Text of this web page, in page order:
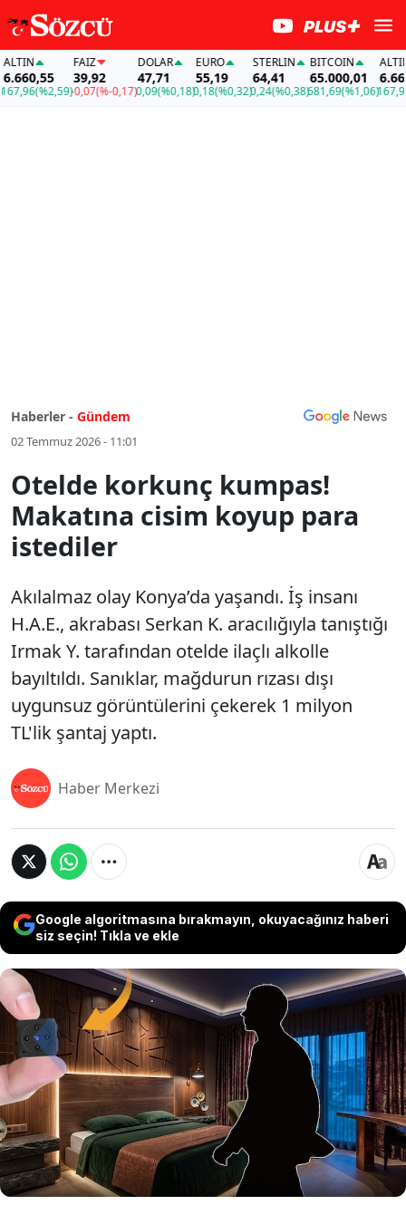
(%2,59)
FAİZ
39,92
-0,07(%-0,17)
DOLAR
47,71
0,09(%0,18)
EURO
55,19
0,18(%0,32)
STERLIN
64,41
0,24(%0,38)
BITCOIN
65.000,01
681,69(%1,06)
ALTIN
167,96
Haberler - Gündem
02 Temmuz 2026 - 11:01
Otelde korkunç kumpas!
Makatına cisim koyup para
istediler
Akılalmaz olay Konya’da yaşandı. İş insanı
H.A.E., akrabası Serkan K. aracılığıyla tanıştığı
Irmak Y. tarafından otelde ilaçlı alkolle
bayıltıldı. Sanıklar, mağdurun rızası dışı
uygunsuz görüntülerini çekerek 1 milyon
TL'lik şantaj yaptı.
Haber Merkezi
Google algoritmasına bırakmayın, okuyacağınız haberi
siz seçin! Tıkla ve ekle
Akılalmaz olay Konya’da yaşandı. İş insanı
H.A.E., akrabası Serkan K. aracılığıyla tanıştığı
Irmak Y. tarafından otelde ilaçlı alkolle
bayıltıldı. Sanıklar, mağdurun rızası dışı
uygunsuz görüntülerini çekerek 1 milyon TL'lik
şantaj yaptı.